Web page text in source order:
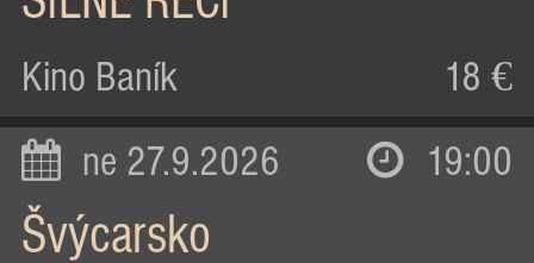
Kino Baník 18 €
ne 27.9.2026 19:00
Švýcarsko